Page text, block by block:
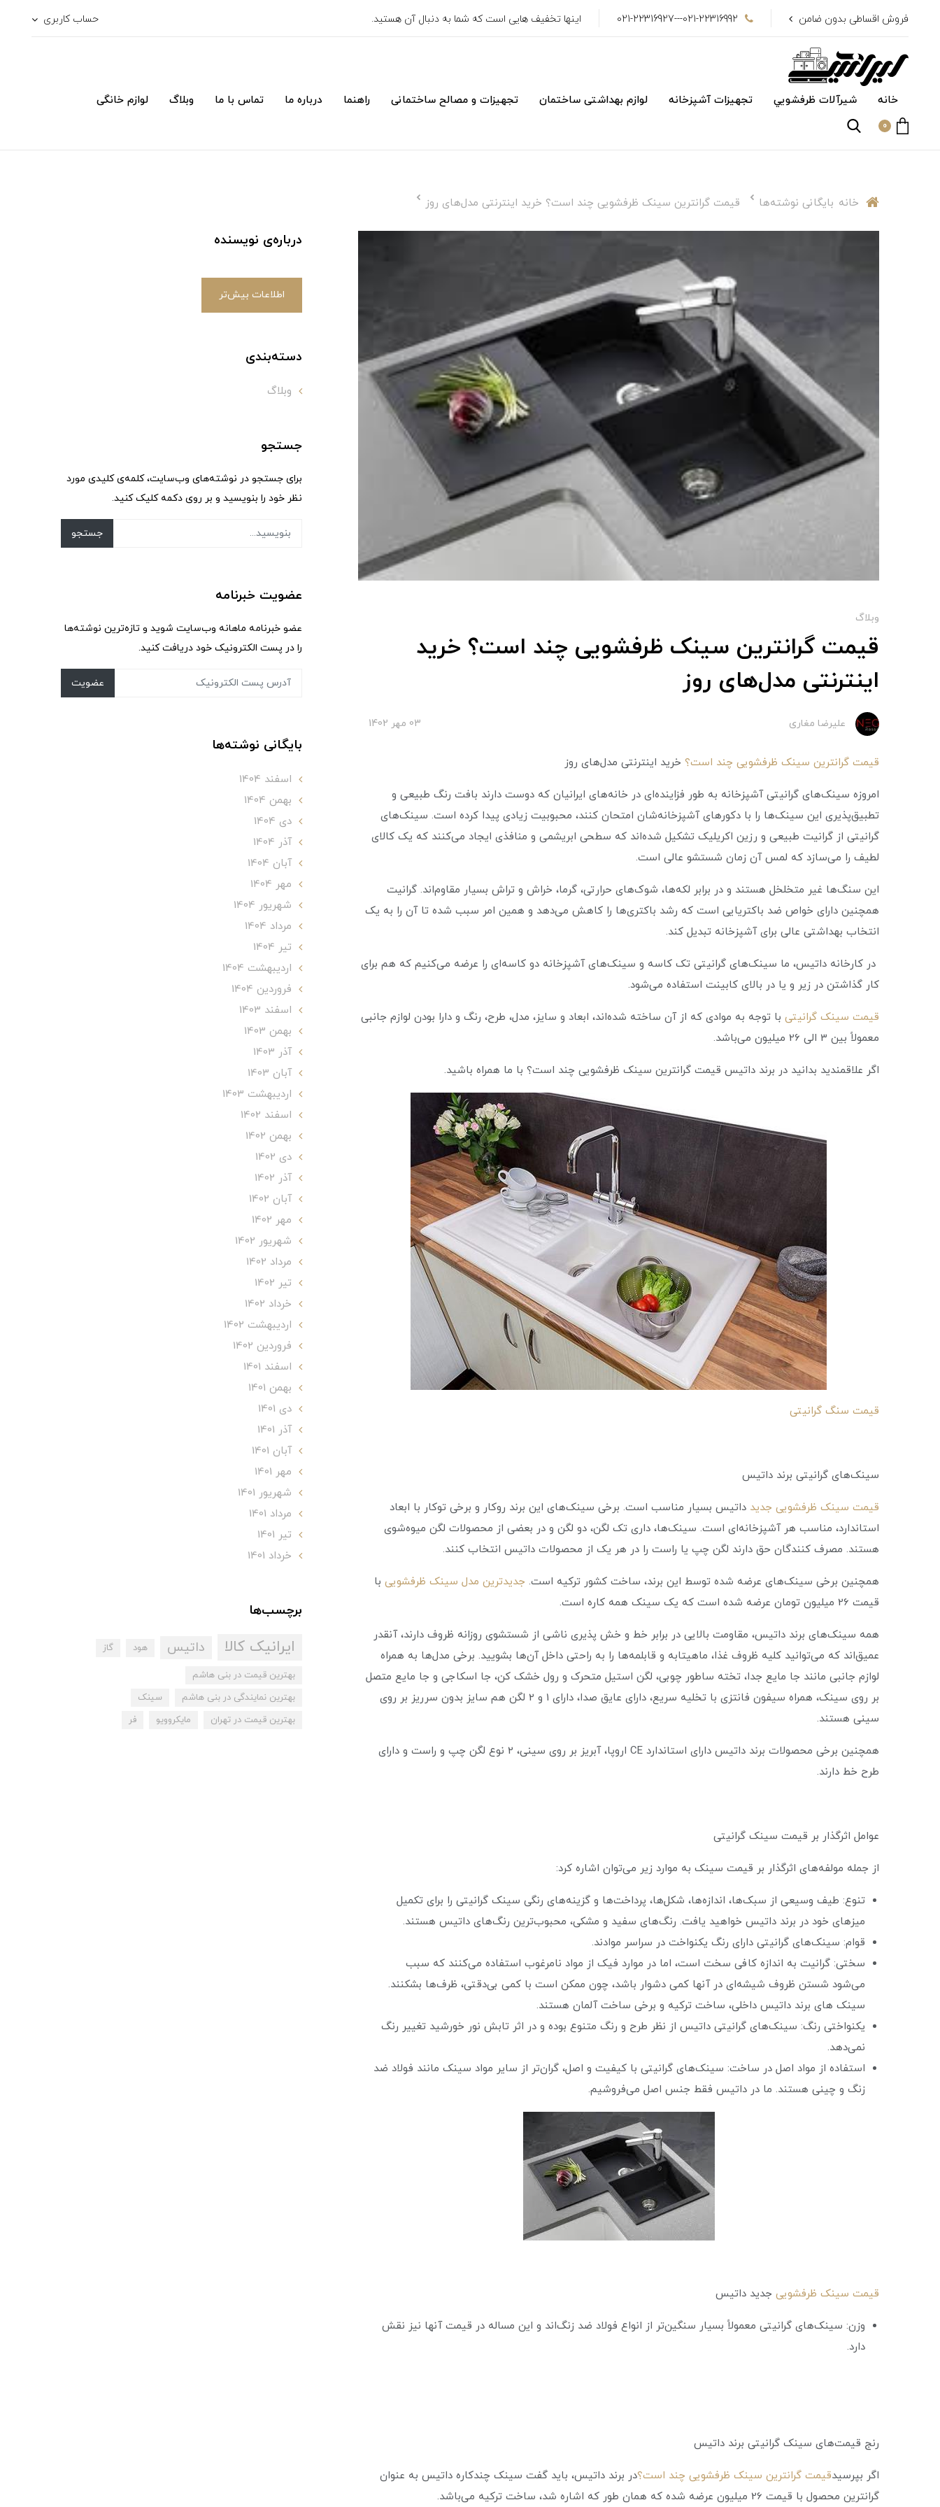
فروش اقساطی بدون ضامن 021-22316992---021-22316927 اینها تخفیف هایی است که شما به دنبال آن هستید. حساب کاربری
خانه شیرآلات ظرفشويي تجهیزات آشپزخانه لوازم بهداشتی ساختمان تجهیزات و مصالح ساختمانی راهنما درباره ما تماس با ما وبلاگ لوازم خانگی
0
خانه بایگانی نوشته‌ها قیمت گرانترین سینک ظرفشویی چند است؟ خرید اینترنتی مدل‌های روز
وبلاگ
قیمت گرانترین سینک ظرفشویی چند است؟ خرید
اینترنتی مدل‌های روز
علیرضا مغاری 03 مهر 1402
قیمت گرانترین سینک ظرفشویی چند است؟ خرید اینترنتی مدل‌های روز
امروزه سینک‌های گرانیتی آشپزخانه به طور فزاینده‌ای در خانه‌های ایرانیان که دوست دارند بافت رنگ طبیعی و
تطبیق‌پذیری این سینک‌ها را با دکورهای آشپزخانه‌شان امتحان کنند، محبوبیت زیادی پیدا کرده است. سینک‌های
گرانیتی از گرانیت طبیعی و رزین اکریلیک تشکیل شده‌اند که سطحی ابریشمی و منافذی ایجاد می‌کنند که یک کالای
لطیف را می‌سازد که لمس آن زمان شستشو عالی است.
این سنگ‌ها غیر متخلخل هستند و در برابر لکه‌ها، شوک‌های حرارتی، گرما، خراش‌ و تراش بسیار مقاوم‌اند. گرانیت
همچنین دارای خواص ضد باکتریایی است که رشد باکتری‌ها را کاهش می‌دهد و همین امر سبب شده تا آن را به یک
انتخاب بهداشتی عالی برای آشپزخانه تبدیل کند.
در کارخانه داتیس، ما سینک‌های گرانیتی تک کاسه و سینک‌های آشپزخانه دو کاسه‌ای را عرضه می‌کنیم که هم برای
کار گذاشتن در زیر و یا در بالای کابینت استفاده می‌شود.
قیمت سینک گرانیتی با توجه به موادی که از آن ساخته شده‌اند، ابعاد و سایز، مدل، طرح، رنگ و دارا بودن لوازم جانبی
معمولاً بین 3 الی 26 میلیون می‌باشد.
اگر علاقمندید بدانید در برند داتیس قیمت گرانترین سینک ظرفشویی چند است؟ با ما همراه باشید.
قیمت سنگ گرانیتی
سینک‌های گرانیتی برند داتیس
قیمت سینک ظرفشویی جدید داتیس بسیار مناسب است. برخی سینک‌های این برند روکار و برخی توکار با ابعاد
استاندارد، مناسب هر آشپزخانه‌ای است. سینک‌ها، داری تک لگن، دو لگن و در بعضی از محصولات لگن میوه‌شوی
هستند. مصرف کنندگان حق دارند لگن چپ یا راست را در هر یک از محصولات داتیس انتخاب کنند.
همچنین برخی سینک‌های عرضه شده توسط این برند، ساخت کشور ترکیه است. جدیدترین مدل سینک ظرفشویی با
قیمت 26 میلیون تومان عرضه شده است که یک سینک همه کاره است.
همه سینک‌های برند داتیس، مقاومت بالایی در برابر خط و خش پذیری ناشی از شستشوی روزانه ظروف دارند، آنقدر
عمیق‌اند که می‌توانید کلیه ظروف غذا، ماهیتابه و قابلمه‌ها را به راحتی داخل آن‌ها بشویید. برخی مدل‌ها به همراه
لوازم جانبی مانند جا مایع جدا، تخته ساطور چوبی، لگن استیل متحرک و رول خشک کن، جا اسکاجی و جا مایع متصل
بر روی سینک، همراه سیفون فانتزی با تخلیه سریع، دارای عایق صدا، دارای 1 و 2 لگن هم سایز بدون سرریز بر روی
سینی هستند.
همچنین برخی محصولات برند داتیس دارای استاندارد CE اروپا، آبریز بر روی سینی، 2 نوع لگن چپ و راست و دارای
طرح خط دارند.
عوامل اثرگذار بر قیمت سینک گرانیتی
از جمله مولفه‌های اثرگذار بر قیمت سینک به موارد زیر می‌توان اشاره کرد‌:
تنوع: طیف وسیعی از سبک‌ها، اندازه‌ها، شکل‌ها، پرداخت‌ها و گزینه‌های رنگی سینک گرانیتی را برای تکمیل
میزهای خود در برند داتیس خواهید یافت. رنگ‌های سفید و مشکی، محبوب‌ترین رنگ‌های داتیس هستند.
قوام: سینک‌های گرانیتی دارای رنگ یکنواخت در سراسر موادند.
سختی: گرانیت به اندازه کافی سخت است، اما در موارد فیک از مواد نامرغوب استفاده می‌کنند که سبب
می‌شود شستن ظروف شیشه‌ای در آنها کمی دشوار باشد، چون ممکن است با کمی بی‌دقتی، ظرف‌ها بشکنند.
سینک های برند داتیس داخلی، ساخت ترکیه و برخی ساخت آلمان هستند.
یکنواختی رنگ: سینک‌های گرانیتی داتیس از نظر طرح و رنگ متنوع بوده و در اثر تابش نور خورشید تغییر رنگ
نمی‌دهد.
استفاده از مواد اصل در ساخت: سینک‌های گرانیتی با کیفیت و اصل، گران‌تر از سایر مواد سینک مانند فولاد ضد
زنگ و چینی هستند. ما در داتیس فقط جنس اصل می‌فروشیم.
قیمت سینک ظرفشویی جدید داتیس
وزن: سینک‌های گرانیتی معمولاً بسیار سنگین‌تر از انواع فولاد ضد زنگ‌اند و این مساله در قیمت آنها نیز نقش
دارد.
رنج قیمت‌های سینک گرانیتی برند داتیس
اگر بپرسیدقیمت گرانترین سینک ظرفشویی چند است؟در برند داتیس، باید گفت سینک چندکاره داتیس به عنوان
گرانترین محصول با قیمت 26 میلیون عرضه شده که همان طور که اشاره شد، ساخت ترکیه می‌باشد.
درباره‌ی نویسنده
اطلاعات بیش‌تر
دسته‌بندی
وبلاگ
جستجو
برای جستجو در نوشته‌های وب‌سایت، کلمه‌ی کلیدی مورد
نظر خود را بنویسید و بر روی دکمه کلیک کنید.
جستجو
عضویت خبرنامه
عضو خبرنامه ماهانه وب‌سایت شوید و تازه‌ترین نوشته‌ها
را در پست الکترونیک خود دریافت کنید.
عضویت
بایگانی نوشته‌ها
اسفند 1404
بهمن 1404
دی 1404
آذر 1404
آبان 1404
مهر 1404
شهریور 1404
مرداد 1404
تير 1404
ارديبهشت 1404
فروردین 1404
اسفند 1403
بهمن 1403
آذر 1403
آبان 1403
ارديبهشت 1403
اسفند 1402
بهمن 1402
دی 1402
آذر 1402
آبان 1402
مهر 1402
شهریور 1402
مرداد 1402
تير 1402
خرداد 1402
ارديبهشت 1402
فروردین 1402
اسفند 1401
بهمن 1401
دی 1401
آذر 1401
آبان 1401
مهر 1401
شهریور 1401
مرداد 1401
تير 1401
خرداد 1401
برچسب‌ها
ایرانیک کالا داتیس هود گاز
بهترین قیمت در بنی هاشم
بهترین نمایندگی در بنی هاشم
سینک
بهترین قیمت در تهران
مایکروویو فر